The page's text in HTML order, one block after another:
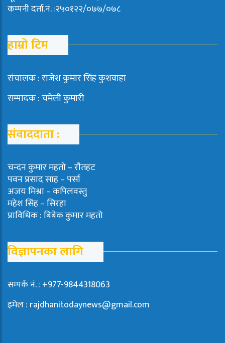
कम्पनी दर्ता.नं. :२५०१२२/०७७/०७८
हाम्रो टिम
संचालक : राजेश कुमार सिंह कुशवाहा
सम्पादक : चमेली कुमारी
संवाददाता :
चन्दन कुमार महताे – राैतहट
पवन प्रसाद साह – पर्सा
अजय मिश्रा – कपिलवस्तु
महेश सिंह – सिरहा
प्राविधिक : बिबेक कुमार महतो
विज्ञापनका लागि
सम्पर्क नं. : +977-9844318063
इमेल : rajdhanitodaynews@gmail.com